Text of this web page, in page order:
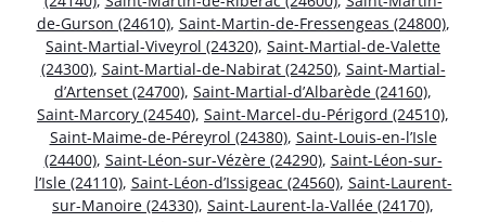
de-Gurson (24610), Saint-Martin-de-Fressengeas (24800),
Saint-Martial-Viveyrol (24320), Saint-Martial-de-Valette
(24300), Saint-Martial-de-Nabirat (24250), Saint-Martial-
d’Artenset (24700), Saint-Martial-d’Albarède (24160),
Saint-Marcory (24540), Saint-Marcel-du-Périgord (24510),
Saint-Maime-de-Péreyrol (24380), Saint-Louis-en-l’Isle
(24400), Saint-Léon-sur-Vézère (24290), Saint-Léon-sur-
l’Isle (24110), Saint-Léon-d’Issigeac (24560), Saint-Laurent-
sur-Manoire (24330), Saint-Laurent-la-Vallée (24170),